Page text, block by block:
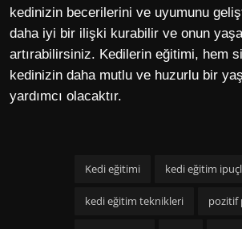
kedinizin becerilerini ve uyumunu
daha iyi bir ilişki kurabilir ve onun
artırabilirsiniz. Kedilerin eğitimi, hem
kedinizin daha mutlu ve huzurlu bir
yardımcı olacaktır.
Kedi eğitimi kedi eğitim
kedi eğitim teknikleri pozitif